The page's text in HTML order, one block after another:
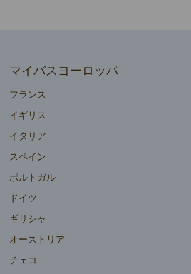
マイバスヨーロッパ
フランス
イギリス
イタリア
スペイン
ポルトガル
ドイツ
ギリシャ
オーストリア
チェコ